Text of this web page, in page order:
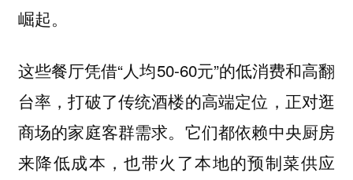
崛起。
这些餐厅凭借“人均50-60元”的低消费和高翻
台率，打破了传统酒楼的高端定位，正对逛
商场的家庭客群需求。 它们都依赖中央厨房
来降低成本，也带火了本地的预制菜供应